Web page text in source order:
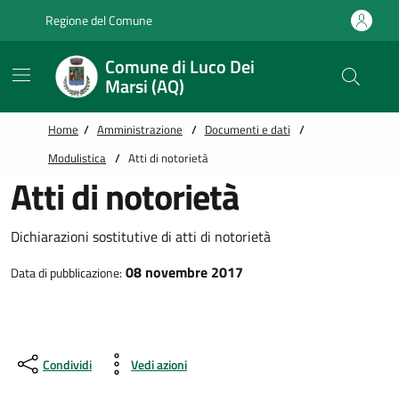
Regione del Comune
Comune di Luco Dei
Marsi (AQ)
Home / Amministrazione / Documenti e dati /
Modulistica / Atti di notorietà
Atti di notorietà
Dichiarazioni sostitutive di atti di notorietà
Data di pubblicazione: 08 novembre 2017
Condividi Vedi azioni